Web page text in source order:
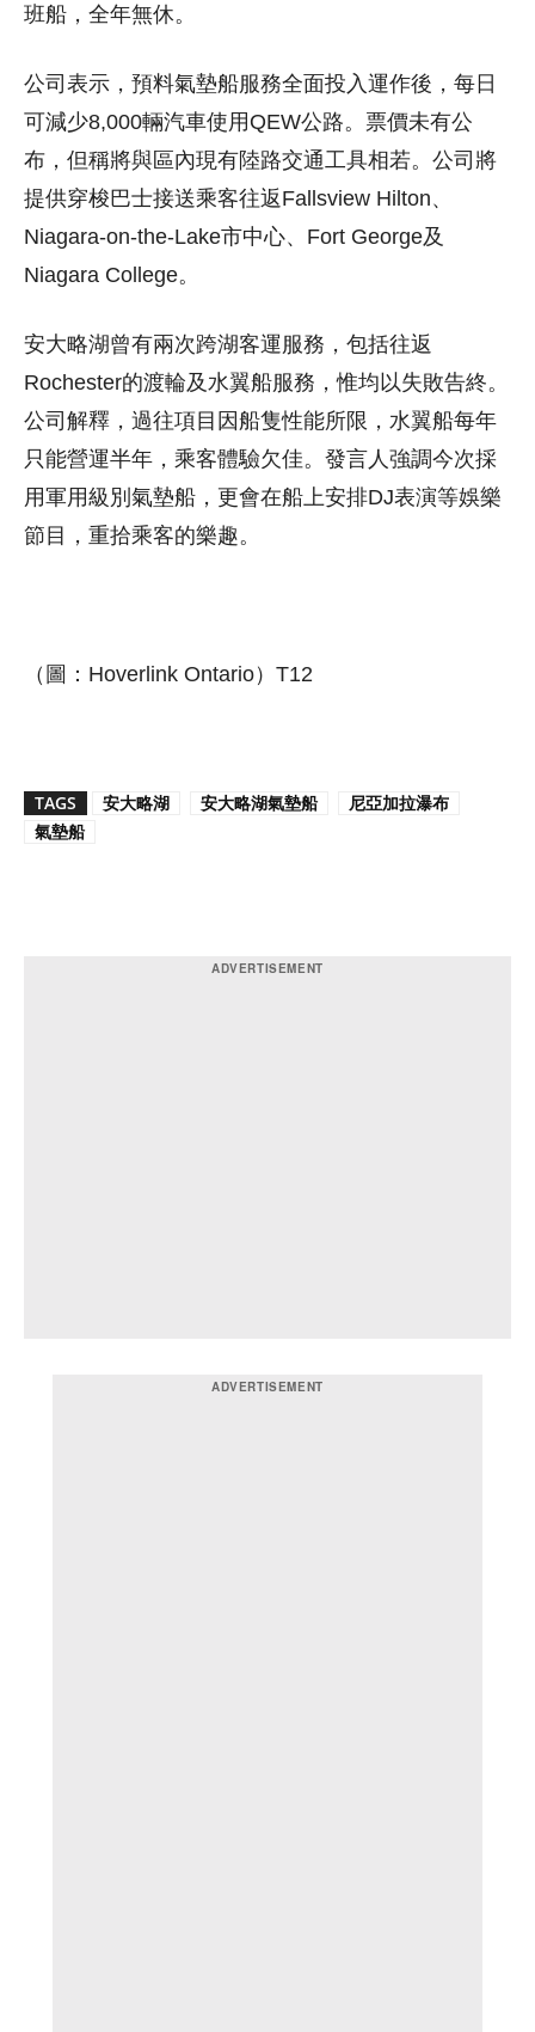
班船，全年無休。
公司表示，預料氣墊船服務全面投入運作後，每日
可減少8,000輛汽車使用QEW公路。票價未有公
布，但稱將與區內現有陸路交通工具相若。公司將
提供穿梭巴士接送乘客往返Fallsview Hilton、
Niagara-on-the-Lake市中心、Fort George及
Niagara College。
安大略湖曾有兩次跨湖客運服務，包括往返
Rochester的渡輪及水翼船服務，惟均以失敗告終。
公司解釋，過往項目因船隻性能所限，水翼船每年
只能營運半年，乘客體驗欠佳。發言人強調今次採
用軍用級別氣墊船，更會在船上安排DJ表演等娛樂
節目，重拾乘客的樂趣。
（圖：Hoverlink Ontario）T12
TAGS 安大略湖 安大略湖氣墊船
尼亞加拉瀑布
氣墊船